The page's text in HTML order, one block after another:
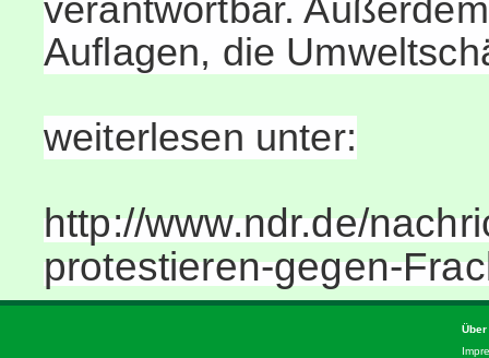
verantwortbar.
Auflagen, die
weiterlesen unter:
http://www.ndr.de/
protestieren-gegen-
Über